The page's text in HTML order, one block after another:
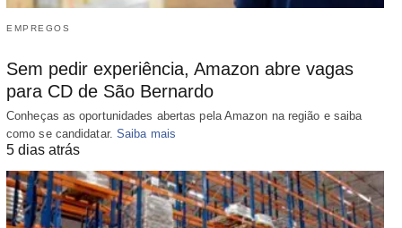
EMPREGOS
Sem pedir experiência, Amazon abre vagas
para CD de São Bernardo
Conheças as oportunidades abertas pela Amazon na região e saiba
como se candidatar. Saiba mais
5 dias atrás